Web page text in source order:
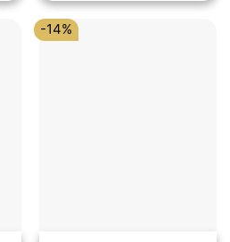
-14%